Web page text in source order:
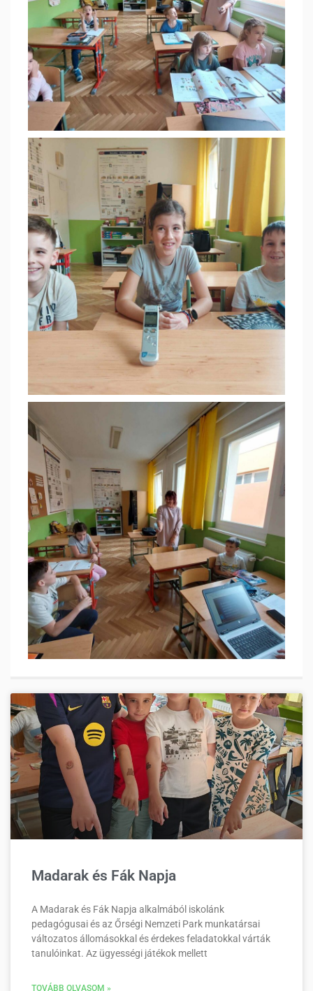
Madarak és Fák Napja
A Madarak és Fák Napja alkalmából iskolánk
pedagógusai és az Őrségi Nemzeti Park munkatársai
változatos állomásokkal és érdekes feladatokkal várták
tanulóinkat. Az ügyességi játékok mellett
TOVÁBB OLVASOM »